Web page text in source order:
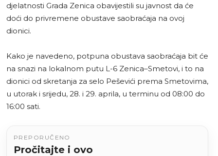
djelatnosti Grada Zenica obavijestili su javnost da će
doći do privremene obustave saobraćaja na ovoj
dionici.
Kako je navedeno, potpuna obustava saobraćaja bit će
na snazi na lokalnom putu L-6 Zenica–Smetovi, i to na
dionici od skretanja za selo Peševići prema Smetovima,
u utorak i srijedu, 28. i 29. aprila, u terminu od 08:00 do
16:00 sati.
PREPORUČENO
Pročitajte i ovo